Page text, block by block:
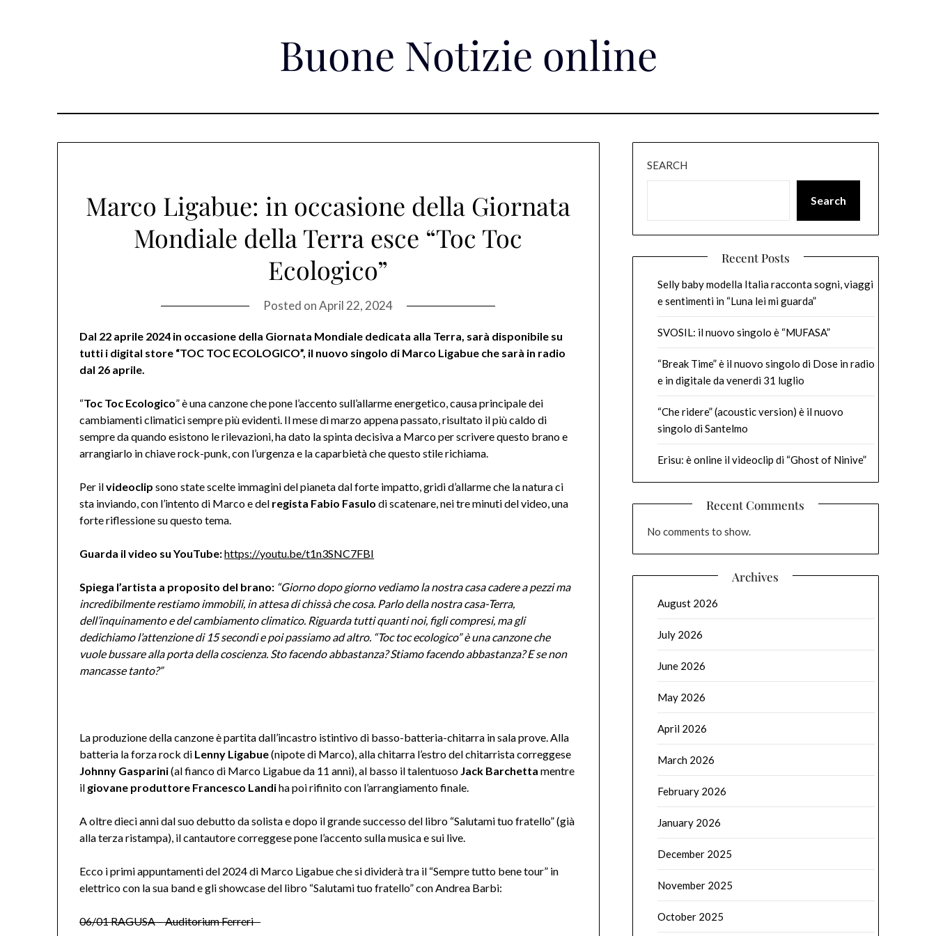
Buone Notizie online
Marco Ligabue: in occasione della Giornata
Mondiale della Terra esce “Toc Toc
Ecologico”
Posted onApril 22, 2024
Dal 22 aprile 2024 in occasione della Giornata Mondiale dedicata alla Terra, sarà disponibile su
tutti i digital store “TOC TOC ECOLOGICO”, il nuovo singolo di Marco Ligabue che sarà in radio
dal 26 aprile.
“Toc Toc Ecologico” è una canzone che pone l’accento sull’allarme energetico, causa principale dei
cambiamenti climatici sempre più evidenti. Il mese di marzo appena passato, risultato il più caldo di
sempre da quando esistono le rilevazioni, ha dato la spinta decisiva a Marco per scrivere questo brano e
arrangiarlo in chiave rock-punk, con l’urgenza e la caparbietà che questo stile richiama.
Per ilvideoclip sono state scelte immagini del pianeta dal forte impatto, gridi d’allarme che la natura ci
sta inviando, con l’intento di Marco e del regista Fabio Fasulo di scatenare, nei tre minuti del video, una
forte riflessione su questo tema.
Guarda il video su YouTube:https://youtu.be/t1n3SNC7FBI
Spiega l’artista a proposito del brano: “Giorno dopo giorno vediamo la nostra casa cadere a pezzi ma
incredibilmente restiamo immobili, in attesa di chissà che cosa. Parlo della nostra casa-Terra,
dell’inquinamento e del cambiamento climatico. Riguarda tutti quanti noi, figli compresi, ma gli
dedichiamo l’attenzione di 15 secondi e poi passiamo ad altro. “Toc toc ecologico” è una canzone che
vuole bussare alla porta della coscienza. Sto facendo abbastanza? Stiamo facendo abbastanza? E se non
mancasse tanto?”
La produzione della canzone è partita dall’incastro istintivo di basso-batteria-chitarra in sala prove. Alla
batteria la forza rock di Lenny Ligabue(nipote di Marco), alla chitarra l’estro del chitarrista correggese
Johnny Gasparini(al fianco di Marco Ligabue da 11 anni), al basso il talentuoso Jack Barchetta mentre
il giovane produttore Francesco Landiha poi rifinito con l’arrangiamento finale.
A oltre dieci anni dal suo debutto da solista e dopo il grande successo del libro “Salutami tuo fratello” (già
alla terza ristampa), il cantautore correggese pone l’accento sulla musica e sui live.
Ecco i primi appuntamenti del 2024 di Marco Ligabue che si dividerà tra il “Sempre tutto bene tour” in
elettrico con la sua band e gli showcase del libro “Salutami tuo fratello” con Andrea Barbi:
06/01 RAGUSA – Auditorium Ferreri
SEARCH
Search
Recent Posts
Selly baby modella Italia racconta sogni, viaggi
e sentimenti in “Luna lei mi guarda”
SVOSIL: il nuovo singolo è “MUFASA”
“Break Time” è il nuovo singolo di Dose in radio
e in digitale da venerdì 31 luglio
“Che ridere” (acoustic version) è il nuovo
singolo di Santelmo
Erisu: è online il videoclip di “Ghost of Ninive”
Recent Comments
No comments to show.
Archives
August 2026
July 2026
June 2026
May 2026
April 2026
March 2026
February 2026
January 2026
December 2025
November 2025
October 2025